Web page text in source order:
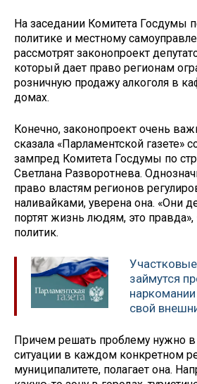
На заседании Комитета Госдумы
политике и местному
рассмотрят законопроект
который дает право регионам
розничную продажу алкоголя в
домах.
Конечно, законопроект очень
сказала «Парламентской газете»
зампред Комитета Госдумы по
Светлана Разворотнева.
право властям регионов
наливайками, уверена она. «Они
портят жизнь людям, это
политик.
займутся
свой
Причем решать проблему нужно в
ситуации в каждом конкретном
муниципалитете, полагает она.